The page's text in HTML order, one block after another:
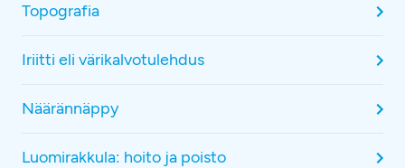
Topografia
Iriitti eli värikalvotulehdus
Näärännäppy
Luomirakkula: hoito ja poisto